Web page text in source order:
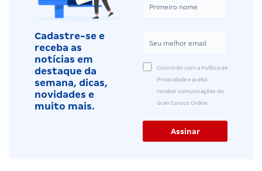
Cadastre-se e
receba as
notícias em
destaque da
semana, dicas,
novidades e
muito mais.
Concordo com a Política de
Privacidade e aceito
receber comunicações do
Gran Cursos Online.